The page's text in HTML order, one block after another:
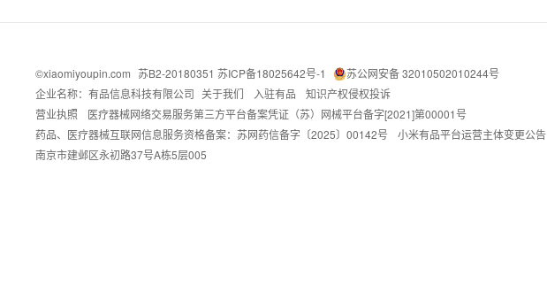
©xiaomiyoupin.com 苏B2-20180351 苏ICP备18025642号-1
苏公网安备 32010502010244号
企业名称：有品信息科技有限公司 关于我们 入驻有品
知识产权侵权投诉
营业执照
医疗器械网络交易服务第三方平台备案凭证（苏）网械平台备字[2021]第00001号
药品、医疗器械互联网信息服务资格备案：苏网药信备字〔2025〕00142号
小米有品平台运营主体变更公告
南京市建邺区永初路37号A栋5层005